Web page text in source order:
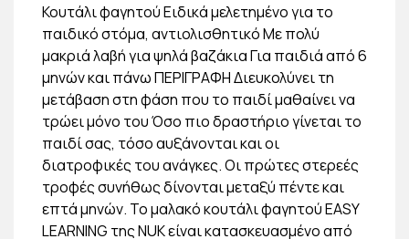
Κουτάλι φαγητού Ειδικά μελετημένο για το
παιδικό στόμα, αντιολισθητικό Με πολύ
μακριά λαβή για ψηλά βαζάκια Για παιδιά από 6
μηνών και πάνω ΠΕΡΙΓΡΑΦΗ Διευκολύνει τη
μετάβαση στη φάση που το παιδί μαθαίνει να
τρώει μόνο του Όσο πιο δραστήριο γίνεται το
παιδί σας, τόσο αυξάνονται και οι
διατροφικές του ανάγκες. Οι πρώτες στερεές
τροφές συνήθως δίνονται μεταξύ πέντε και
επτά μηνών. Το μαλακό κουτάλι φαγητού EASY
LEARNING της NUK είναι κατασκευασμένο από